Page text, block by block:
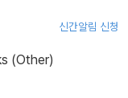
신간알림 신청
(Other)